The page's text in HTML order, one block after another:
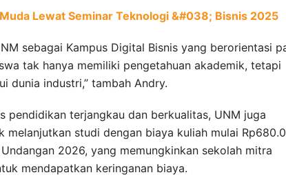
Lewat Seminar Teknologi &#038; Bisnis 2025
sebagai Kampus Digital Bisnis yang berorientasi
tak hanya memiliki pengetahuan akademik, tetapi
dunia industri,” tambah Andry.
pendidikan terjangkau dan berkualitas, UNM juga
melanjutkan studi dengan biaya kuliah mulai
2026, yang memungkinkan sekolah mitra
mendapatkan keringanan biaya.